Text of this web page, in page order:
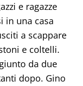
e ragazze
in una casa
a scappare
e coltelli.
da due
dopo. Gino